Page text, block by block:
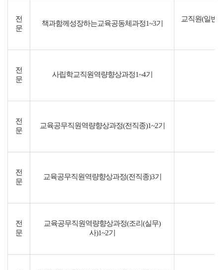
전
문
책과함께성장하는교육공동체과정1~3기
교직원(일반
전
문
사립학교직원역량향상과정1~4기
전
문
교육공무직원역량향상과정(전직종)1~2기
전
문
교육공무직원역량향상과정(전직종)3기
전
문
교육공무직원역량향상과정(조리(실무)
사)1~2기